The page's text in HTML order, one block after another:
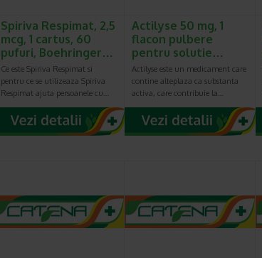
Spiriva Respimat, 2,5
mcg, 1 cartus, 60
pufuri, Boehringer…
Ce este Spiriva Respimat si
pentru ce se utilizeaza Spiriva
Respimat ajuta persoanele cu…
Actilyse 50 mg, 1
flacon pulbere
pentru solutie…
Actilyse este un medicament care
contine alteplaza ca substanta
activa, care contribuie la…